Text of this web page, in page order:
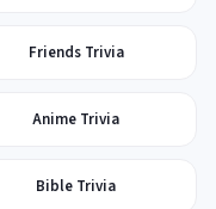
Friends Trivia
Anime Trivia
Bible Trivia